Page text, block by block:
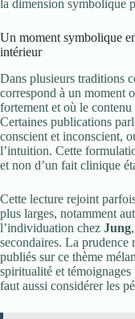
la dimension symbolique
Un moment symbolique
intérieur
Dans plusieurs traditions
correspond à un moment
fortement et où le
Certaines publications
conscient et inconscient,
l’intuition. Cette
et non d’un fait clinique
Cette lecture rejoint
plus larges, notamment
l’individuation chez Jung
secondaires. La prudence
publiés sur ce thème
spiritualité et
faut aussi considérer les